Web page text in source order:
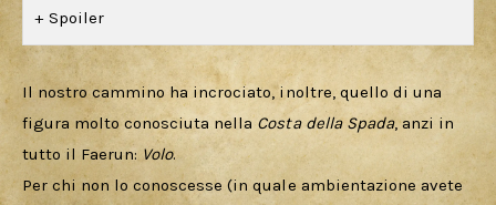
Spoiler
Il nostro cammino ha incrociato, inoltre, quello di una
figura molto conosciuta nella Costa della Spada, anzi in
tutto il Faerun: Volo.
Per chi non lo conoscesse (in quale ambientazione avete